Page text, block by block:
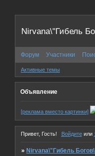
Nirvana\"Гибель
Форум Участники
Активные темы
Объявление
[реклама вместо картинки]
Привет, Гость! Войдитеили
» Nirvana\"Гибель